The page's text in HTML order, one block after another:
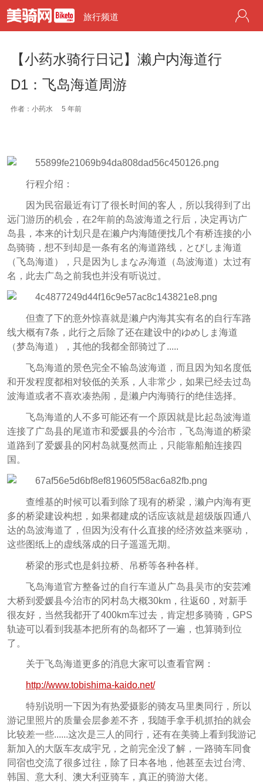
旅行频道
【小药水骑行日记】濑户内海道行
D1：飞岛海道周游
作者：小药水 5 年前
行程介绍：
因为民宿最近有订了很长时间的客人，所以我得到了出
远门游历的机会，在2年前的岛波海道之行后，决定再访广
岛县，本来的计划只是在濑户内海随便找几个有桥连接的小
岛骑骑，想不到却是一条有名的海道路线，とびしま海道
（飞岛海道），只是因为しまなみ海道（岛波海道）太过有
名，此去广岛之前我也并没有听说过。
但查了下的意外惊喜就是濑户内海其实有名的自行车路
线大概有7条，此行之后除了还在建设中的ゆめしま海道
（梦岛海道），其他的我都全部骑过了.....
飞岛海道的景色完全不输岛波海道，而且因为知名度低
和开发程度都相对较低的关系，人非常少，如果已经去过岛
波海道或者不喜欢凑热闹，是濑户内海骑行的绝佳选择。
飞岛海道的人不多可能还有一个原因就是比起岛波海道
连接了广岛县的尾道市和爱媛县的今治市，飞岛海道的桥梁
道路到了爱媛县的冈村岛就戛然而止，只能靠船舶连接四
国。
查维基的时候可以看到除了现有的桥梁，濑户内海有更
多的桥梁建设构想，如果都建成的话应该就是超级版四通八
达的岛波海道了，但因为没有什么直接的经济效益来驱动，
这些图纸上的虚线落成的日子遥遥无期。
桥梁的形式也是斜拉桥、吊桥等各种各样。
飞岛海道官方整备过的自行车道从广岛县吴市的安芸滩
大桥到爱媛县今治市的冈村岛大概30km，往返60，对新手
很友好，当然我都开了400km车过去，肯定想多骑骑，GPS
轨迹可以看到我基本把所有的岛都环了一遍，也算骑到位
了。
关于飞岛海道更多的消息大家可以查看官网：
http://www.tobishima-kaido.net/
特别说明一下因为有热爱摄影的骑友马里奥同行，所以
游记里照片的质量会层参差不齐，我随手拿手机抓拍的就会
比较差一些......这次是三人的同行，还有在美骑上看到我游记
新加入的大阪车友成宇兄，之前完全没了解，一路骑车同食
同宿也交流了很多过往，除了日本各地，他甚至去过台湾、
韩国、意大利、澳大利亚骑车，真正的骑游大佬。